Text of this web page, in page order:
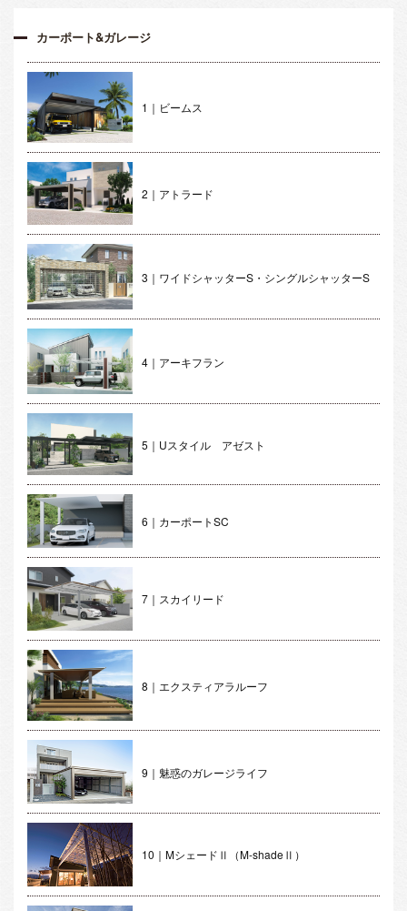
カーポート&ガレージ
1｜ビームス
2｜アトラード
3｜ワイドシャッターS・シングルシャッターS
4｜アーキフラン
5｜Uスタイル アゼスト
6｜カーポートSC
7｜スカイリード
8｜エクスティアラルーフ
9｜魅惑のガレージライフ
10｜MシェードⅡ（M-shadeⅡ）